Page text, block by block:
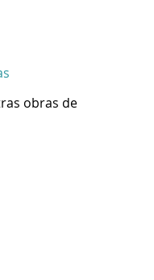
obras de